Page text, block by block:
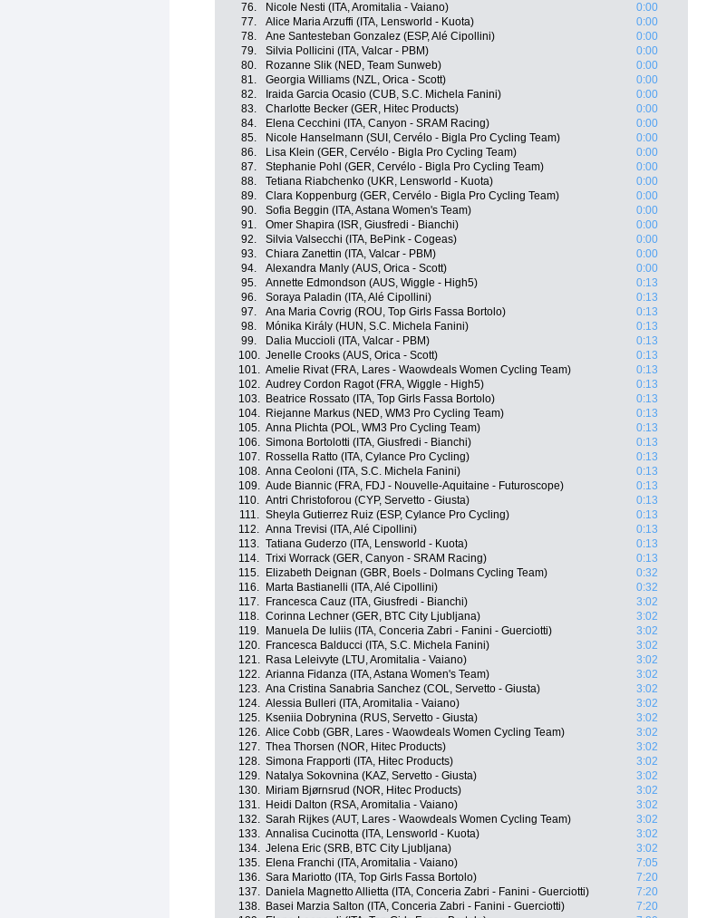
76. Nicole Nesti (ITA, Aromitalia - Vaiano)
0:00
77.
Alice Maria Arzuffi (ITA, Lensworld - Kuota)
0:00
78.
Ane Santesteban Gonzalez (ESP, Alé Cipollini)
0:00
79.
Silvia Pollicini (ITA, Valcar - PBM)
0:00
80.
Rozanne Slik (NED, Team Sunweb)
0:00
81.
Georgia Williams (NZL, Orica - Scott)
0:00
82.
Iraida Garcia Ocasio (CUB, S.C. Michela Fanini)
0:00
83.
Charlotte Becker (GER, Hitec Products)
0:00
84.
Elena Cecchini (ITA, Canyon - SRAM Racing)
0:00
85.
Nicole Hanselmann (SUI, Cervélo - Bigla Pro Cycling Team)
0:00
86.
Lisa Klein (GER, Cervélo - Bigla Pro Cycling Team)
0:00
87.
Stephanie Pohl (GER, Cervélo - Bigla Pro Cycling Team)
0:00
88.
Tetiana Riabchenko (UKR, Lensworld - Kuota)
0:00
89.
Clara Koppenburg (GER, Cervélo - Bigla Pro Cycling Team)
0:00
90.
Sofia Beggin (ITA, Astana Women's Team)
0:00
91.
Omer Shapira (ISR, Giusfredi - Bianchi)
0:00
92.
Silvia Valsecchi (ITA, BePink - Cogeas)
0:00
93.
Chiara Zanettin (ITA, Valcar - PBM)
0:00
94.
Alexandra Manly (AUS, Orica - Scott)
0:00
95.
Annette Edmondson (AUS, Wiggle - High5)
0:13
96.
Soraya Paladin (ITA, Alé Cipollini)
0:13
97.
Ana Maria Covrig (ROU, Top Girls Fassa Bortolo)
0:13
98.
Mónika Király (HUN, S.C. Michela Fanini)
0:13
99.
Dalia Muccioli (ITA, Valcar - PBM)
0:13
100. Jenelle Crooks (AUS, Orica - Scott)
0:13
101. Amelie Rivat (FRA, Lares - Waowdeals Women Cycling Team)
0:13
102. Audrey Cordon Ragot (FRA, Wiggle - High5)
0:13
103.
Beatrice Rossato (ITA, Top Girls Fassa Bortolo)
0:13
104.
Riejanne Markus (NED, WM3 Pro Cycling Team)
0:13
105. Anna Plichta (POL, WM3 Pro Cycling Team)
0:13
106. Simona Bortolotti (ITA, Giusfredi - Bianchi)
0:13
107.
Rossella Ratto (ITA, Cylance Pro Cycling)
0:13
108. Anna Ceoloni (ITA, S.C. Michela Fanini)
0:13
109. Aude Biannic (FRA, FDJ - Nouvelle-Aquitaine - Futuroscope)
0:13
110. Antri Christoforou (CYP, Servetto - Giusta)
0:13
111. Sheyla Gutierrez Ruiz (ESP, Cylance Pro Cycling)
0:13
112. Anna Trevisi (ITA, Alé Cipollini)
0:13
113. Tatiana Guderzo (ITA, Lensworld - Kuota)
0:13
114. Trixi Worrack (GER, Canyon - SRAM Racing)
0:13
115.
Elizabeth Deignan (GBR, Boels - Dolmans Cycling Team)
0:32
116.
Marta Bastianelli (ITA, Alé Cipollini)
0:32
117.
Francesca Cauz (ITA, Giusfredi - Bianchi)
3:02
118. Corinna Lechner (GER, BTC City Ljubljana)
3:02
119.
Manuela De Iuliis (ITA, Conceria Zabri - Fanini - Guerciotti)
3:02
120.
Francesca Balducci (ITA, S.C. Michela Fanini)
3:02
121.
Rasa Leleivyte (LTU, Aromitalia - Vaiano)
3:02
122. Arianna Fidanza (ITA, Astana Women's Team)
3:02
123. Ana Cristina Sanabria Sanchez (COL, Servetto - Giusta)
3:02
124. Alessia Bulleri (ITA, Aromitalia - Vaiano)
3:02
125.
Kseniia Dobrynina (RUS, Servetto - Giusta)
3:02
126. Alice Cobb (GBR, Lares - Waowdeals Women Cycling Team)
3:02
127. Thea Thorsen (NOR, Hitec Products)
3:02
128. Simona Frapporti (ITA, Hitec Products)
3:02
129.
Natalya Sokovnina (KAZ, Servetto - Giusta)
3:02
130.
Miriam Bjørnsrud (NOR, Hitec Products)
3:02
131.
Heidi Dalton (RSA, Aromitalia - Vaiano)
3:02
132. Sarah Rijkes (AUT, Lares - Waowdeals Women Cycling Team)
3:02
133. Annalisa Cucinotta (ITA, Lensworld - Kuota)
3:02
134. Jelena Eric (SRB, BTC City Ljubljana)
3:02
135.
Elena Franchi (ITA, Aromitalia - Vaiano)
7:05
136. Sara Mariotto (ITA, Top Girls Fassa Bortolo)
7:20
137.
Daniela Magnetto Allietta (ITA, Conceria Zabri - Fanini - Guerciotti)
7:20
138.
Basei Marzia Salton (ITA, Conceria Zabri - Fanini - Guerciotti)
7:20